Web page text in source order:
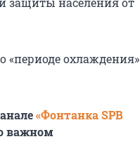
«периоде охлаждения»
«Фонтанка SPB
важном